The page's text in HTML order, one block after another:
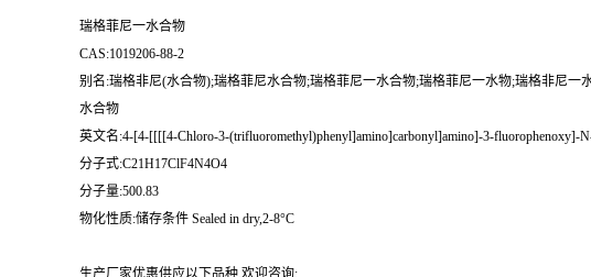
瑞格菲尼一水合物
CAS:1019206-88-2
别名:瑞格非尼(水合物);瑞格菲尼水合物;瑞格菲尼一水合物;瑞格菲尼一水物;瑞格非尼
水合物
英文名:4-[4-[[[[4-Chloro-3-(trifluoromethyl)phenyl]amino]carbonyl]amino]-3-fluorophenoxy]-
分子式:C21H17ClF4N4O4
分子量:500.83
物化性质:储存条件 Sealed in dry,2-8°C
生产厂家优惠供应以下品种,欢迎咨询: